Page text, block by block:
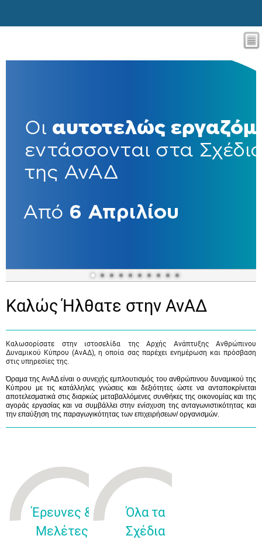
Καλώς Ήλθατε στην ΑνΑΔ
Καλωσορίσατε στην ιστοσελίδα της Αρχής Ανάπτυξης Ανθρώπινου
Δυναμικού Κύπρου (ΑνΑΔ), η οποία σας παρέχει ενημέρωση και πρόσβαση
στις υπηρεσίες της.
Όραμα της ΑνΑΔ είναι ο συνεχής εμπλουτισμός του ανθρώπινου δυναμικού της
Κύπρου με τις κατάλληλες γνώσεις και δεξιότητες ώστε να ανταποκρίνεται
αποτελεσματικά στις διαρκώς μεταβαλλόμενες συνθήκες της οικονομίας και της
αγοράς εργασίας και να συμβάλλει στην ενίσχυση της ανταγωνιστικότητας και
την επαύξηση της παραγωγικότητας των επιχειρήσεων/ οργανισμών.
Έρευνες &
Μελέτες
Όλα τα
Σχέδια